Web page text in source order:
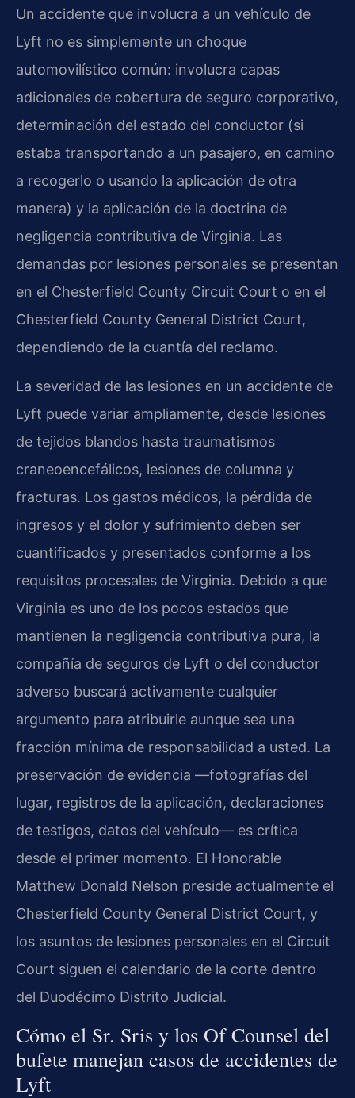
Un accidente que involucra a un vehículo de
Lyft no es simplemente un choque
automovilístico común: involucra capas
adicionales de cobertura de seguro corporativo,
determinación del estado del conductor (si
estaba transportando a un pasajero, en camino
a recogerlo o usando la aplicación de otra
manera) y la aplicación de la doctrina de
negligencia contributiva de Virginia. Las
demandas por lesiones personales se presentan
en el Chesterfield County Circuit Court o en el
Chesterfield County General District Court,
dependiendo de la cuantía del reclamo.
La severidad de las lesiones en un accidente de
Lyft puede variar ampliamente, desde lesiones
de tejidos blandos hasta traumatismos
craneoencefálicos, lesiones de columna y
fracturas. Los gastos médicos, la pérdida de
ingresos y el dolor y sufrimiento deben ser
cuantificados y presentados conforme a los
requisitos procesales de Virginia. Debido a que
Virginia es uno de los pocos estados que
mantienen la negligencia contributiva pura, la
compañía de seguros de Lyft o del conductor
adverso buscará activamente cualquier
argumento para atribuirle aunque sea una
fracción mínima de responsabilidad a usted. La
preservación de evidencia —fotografías del
lugar, registros de la aplicación, declaraciones
de testigos, datos del vehículo— es crítica
desde el primer momento. El Honorable
Matthew Donald Nelson preside actualmente el
Chesterfield County General District Court, y
los asuntos de lesiones personales en el Circuit
Court siguen el calendario de la corte dentro
del Duodécimo Distrito Judicial.
Cómo el Sr. Sris y los Of Counsel del
bufete manejan casos de accidentes de
Lyft